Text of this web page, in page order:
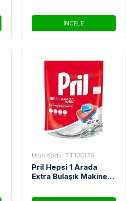
İNCELE
Ürün Kodu: TT100176
Pril Hepsi 1 Arada
Extra Bulaşık Makinesi